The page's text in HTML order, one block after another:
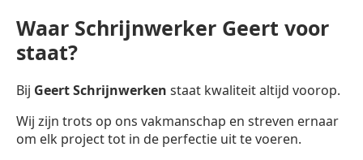
Waar Schrijnwerker Geert voor
staat?
Bij Geert Schrijnwerken staat kwaliteit altijd voorop.
Wij zijn trots op ons vakmanschap en streven ernaar
om elk project tot in de perfectie uit te voeren.